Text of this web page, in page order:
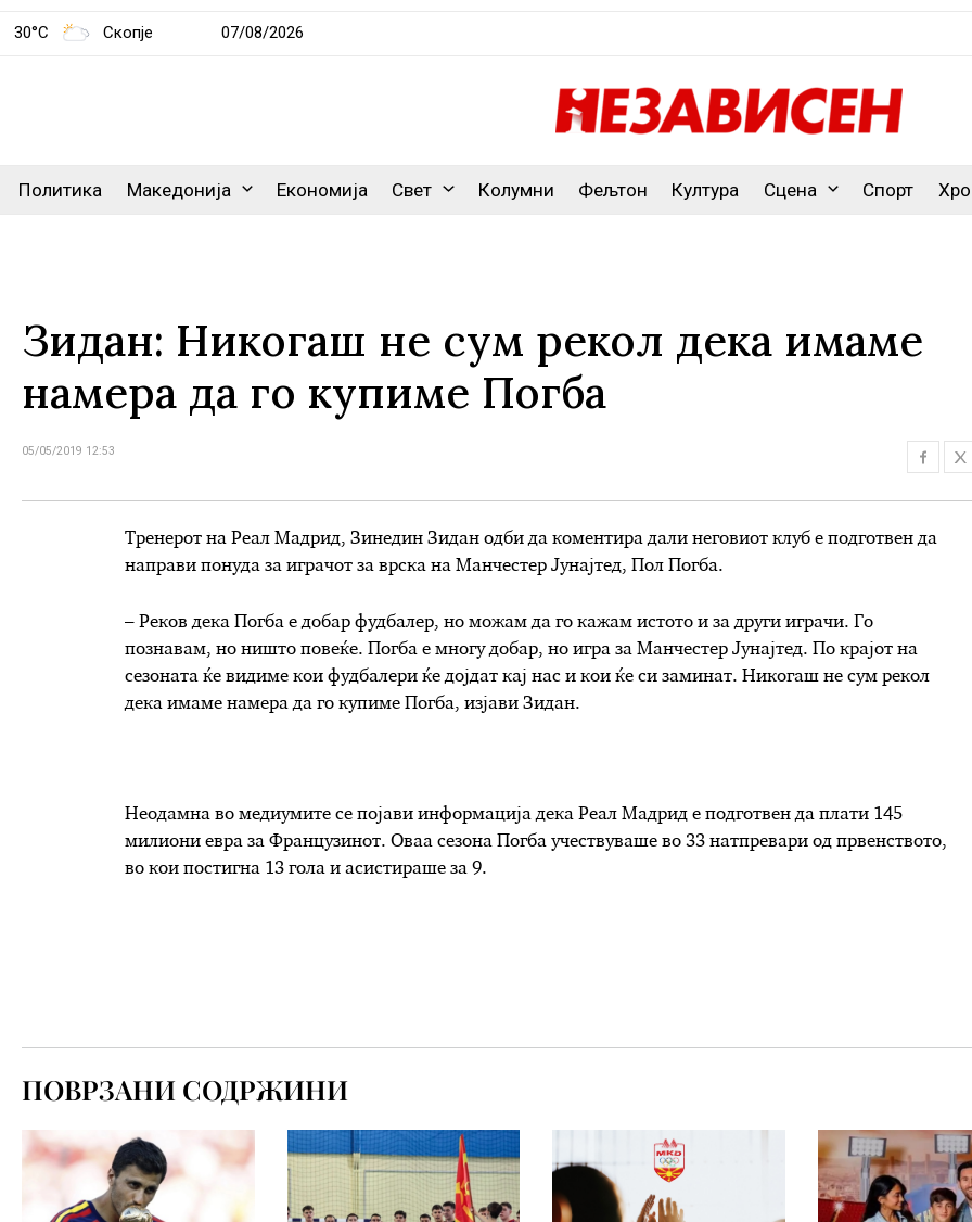
30°C Скопје 07/08/2026
Политика Македонија Економија Свет Колумни Фељтон Култура Сцена Спорт
Зидан: Никогаш не сум рекол дека имаме
намера да го купиме Погба
05/05/2019 12:53
Тренерот на Реал Мадрид, Зинедин Зидан одби да коментира дали неговиот клуб е подготвен да
направи понуда за играчот за врска на Манчестер Јунајтед, Пол Погба.
– Реков дека Погба е добар фудбалер, но можам да го кажам истото и за други играчи. Го
познавам, но ништо повеќе. Погба е многу добар, но игра за Манчестер Јунајтед. По крајот на
сезоната ќе видиме кои фудбалери ќе дојдат кај нас и кои ќе си заминат. Никогаш не сум рекол
дека имаме намера да го купиме Погба, изјави Зидан.
Неодамна во медиумите се појави информација дека Реал Мадрид е подготвен да плати 145
милиони евра за Французинот. Оваа сезона Погба учествуваше во 33 натпревари од првенството,
во кои постигна 13 гола и асистираше за 9.
ПОВРЗАНИ СОДРЖИНИ